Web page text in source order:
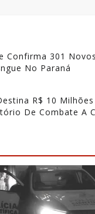
Confirma 301
No Paraná
R$ 10
De Combate A